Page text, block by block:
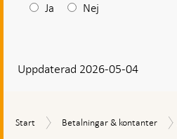
Efter
visas
Ja Nej
Uppdaterad 2026-05-04
Start
Start
Betalningar
Betalningar & kontanter